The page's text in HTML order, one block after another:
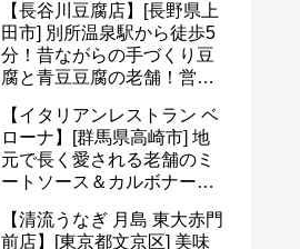
など(^^)
【長谷川豆腐店】[長野県上
田市] 別所温泉駅から徒歩5
分！昔ながらの手づくり豆
腐と青豆豆腐の老舗！営業
ど(^o^)
【イタリアンレストラン ベ
ローナ】[群馬県高崎市] 地
元で長く愛される老舗のミ
ートソース＆カルボナー
ニュー・予約など(*^^*)
【清流うなぎ 月島 東大赤門
前店】[東京都文京区] 美味